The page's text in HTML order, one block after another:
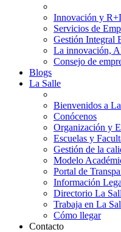
Innovación y
Servicios de
Gestión Integral
La innovación,
Consejo de
Blogs
La Salle
Bienvenidos a
Conócenos
Organización y
Escuelas y
Gestión de la
Modelo
Portal de
Información
Directorio La
Trabaja en La
Cómo llegar
Contacto